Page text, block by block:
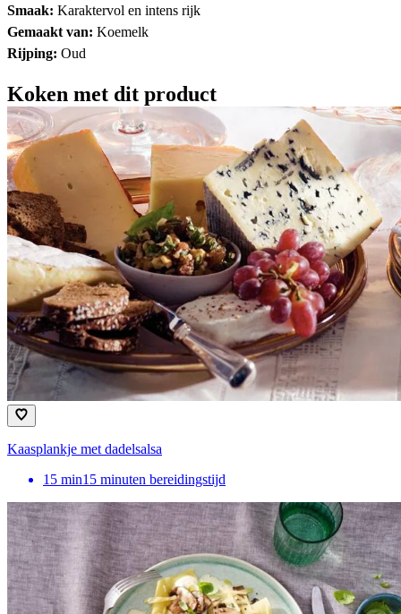
Smaak: Karaktervol en intens rijk
Gemaakt van: Koemelk
Rijping: Oud
Koken met dit product
Kaasplankje met dadelsalsa
15 min15 minuten bereidingstijd